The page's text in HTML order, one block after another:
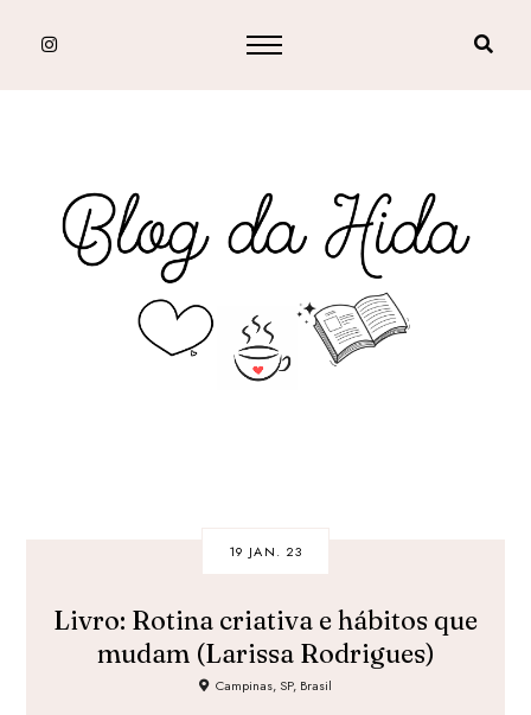
19 JAN. 23
Livro: Rotina criativa e hábitos que
mudam (Larissa Rodrigues)
Campinas, SP, Brasil